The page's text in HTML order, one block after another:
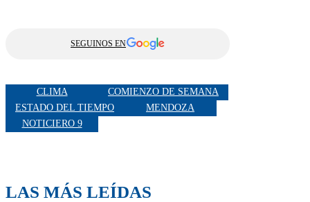
SEGUINOS EN
CLIMA
COMIENZO DE SEMANA
ESTADO DEL TIEMPO
MENDOZA
NOTICIERO 9
LAS MÁS LEÍDAS